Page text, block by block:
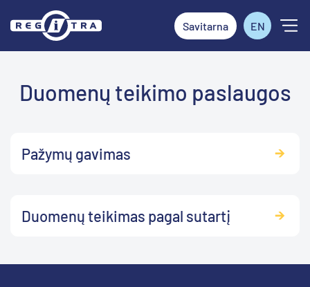
Savitarna EN
Duomenų teikimo paslaugos
Pažymų gavimas
Duomenų teikimas pagal sutartį